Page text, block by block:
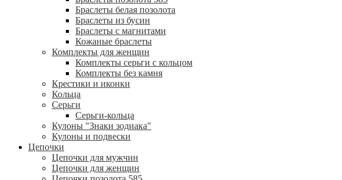
Браслеты белая позолота
Браслеты из бусин
Браслеты с магнитами
Кожаные браслеты
Комплекты для женщин
Комплекты серьги с кольцом
Комплекты без камня
Крестики и иконки
Кольца
Серьги
Серьги-кольца
Кулоны "Знаки зодиака"
Кулоны и подвески
Цепочки
Цепочки для мужчин
Цепочки для женщин